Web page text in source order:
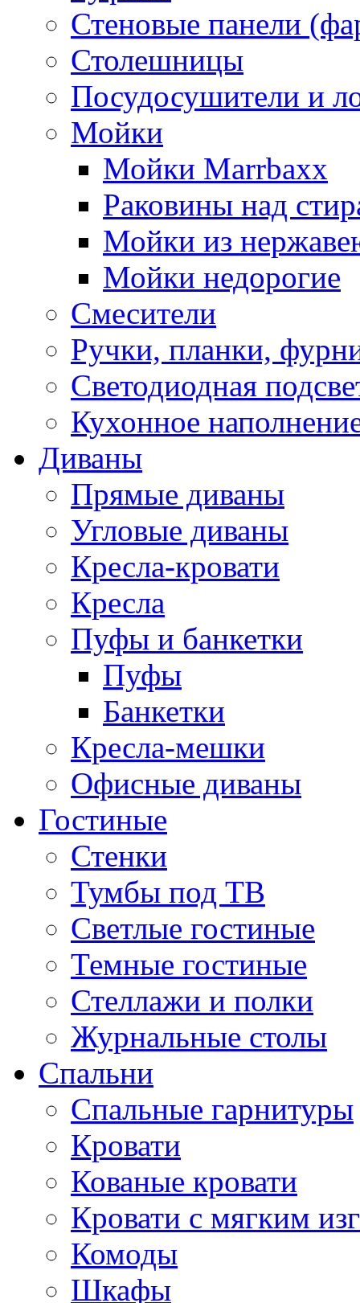
Стеновые панели
Столешницы
Посудосушители и
Мойки
Мойки Marrbaxx
Раковины над
Мойки из
Мойки недорогие
Смесители
Ручки, планки,
Светодиодная
Кухонное
Диваны
Прямые диваны
Угловые диваны
Кресла-кровати
Кресла
Пуфы и банкетки
Пуфы
Банкетки
Кресла-мешки
Офисные диваны
Гостиные
Стенки
Тумбы под ТВ
Светлые гостиные
Темные гостиные
Стеллажи и полки
Журнальные столы
Спальни
Спальные гарнитуры
Кровати
Кованые кровати
Кровати с мягким
Комоды
Шкафы